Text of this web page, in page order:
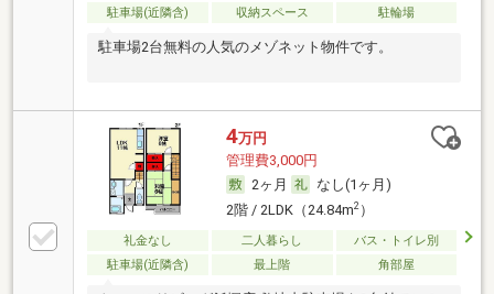
駐車場(近隣含)
収納スペース 駐輪場
駐車場2台無料の人気のメゾネット物件です。
4万円
管理費3,000円
2ヶ月
なし(1ヶ月)
2階 / 2LDK（24.84m2）
礼金なし 二人暮らし
バス・トイレ別
駐車場(近隣含)
最上階 角部屋